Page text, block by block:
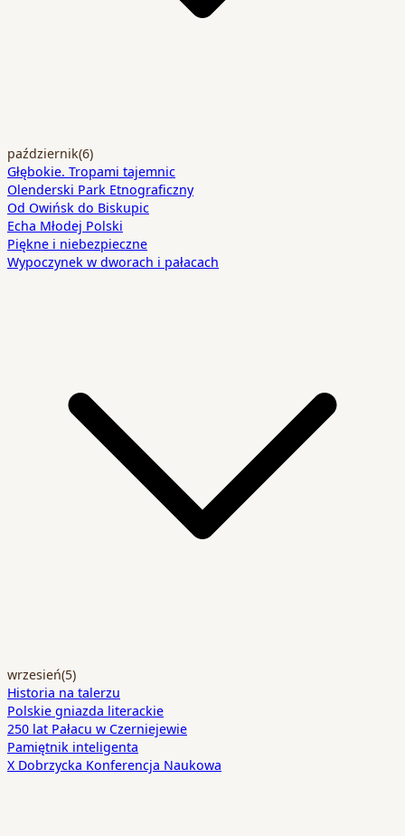
październik(6)
Głębokie. Tropami tajemnic
Olenderski Park Etnograficzny
Od Owińsk do Biskupic
Echa Młodej Polski
Piękne i niebezpieczne
Wypoczynek w dworach i pałacach
wrzesień(5)
Historia na talerzu
Polskie gniazda literackie
250 lat Pałacu w Czerniejewie
Pamiętnik inteligenta
X Dobrzycka Konferencja Naukowa